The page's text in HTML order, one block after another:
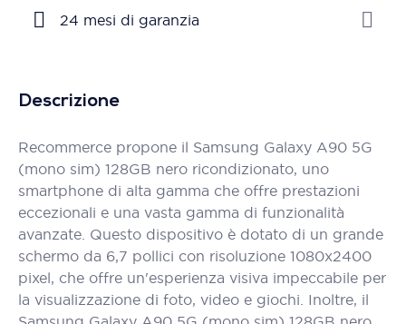
24 mesi di garanzia
Descrizione
Recommerce propone il Samsung Galaxy A90 5G
(mono sim) 128GB nero ricondizionato, uno
smartphone di alta gamma che offre prestazioni
eccezionali e una vasta gamma di funzionalità
avanzate. Questo dispositivo è dotato di un grande
schermo da 6,7 pollici con risoluzione 1080x2400
pixel, che offre un'esperienza visiva impeccabile per
la visualizzazione di foto, video e giochi. Inoltre, il